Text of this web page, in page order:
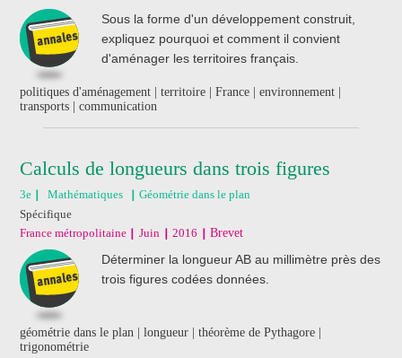
Sous la forme d'un développement construit,
expliquez pourquoi et comment il convient
d'aménager les territoires français.
politiques d'aménagement | territoire | France | environnement |
transports | communication
Calculs de longueurs dans trois figures
3e Mathématiques
Géométrie dans le plan
Spécifique
France métropolitaine
Juin 2016 Brevet
Déterminer la longueur AB au millimètre près des
trois figures codées données.
géométrie dans le plan | longueur | théorème de Pythagore |
trigonométrie